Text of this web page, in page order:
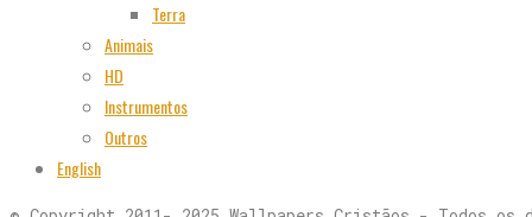
Terra
Animais
HD
Instrumentos
Outros
English